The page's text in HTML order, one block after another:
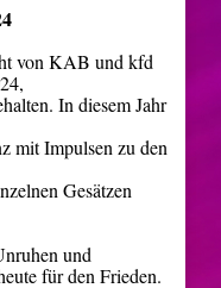
von KAB und kfd
In diesem Jahr
mit Impulsen zu den
Gesätzen
und
für den Frieden.